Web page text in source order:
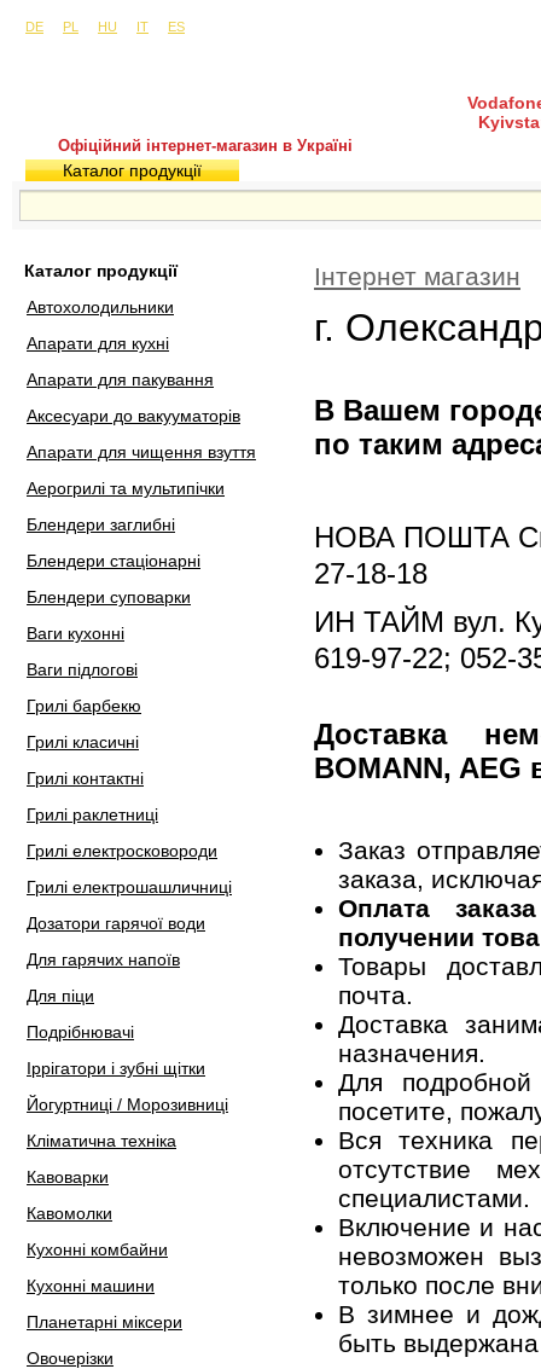
DE
PL HU IT ES
Офіційний інтернет-магазин в Україні
Каталог продукції
Каталог продукції
Автохолодильники
Апарати для кухні
Апарати для пакування
Аксесуари до вакууматорів
Апарати для чищення взуття
Аерогрилі та мультипічки
Блендери заглибні
Блендери стаціонарні
Блендери суповарки
Ваги кухонні
Ваги підлогові
Грилі барбекю
Грилі класичні
Грилі контактні
Грилі раклетниці
Грилі електросковороди
Грилі електрошашличниці
Дозатори гарячої води
Для гарячих напоїв
Для піци
Подрібнювачі
Іррігатори і зубні щітки
Йогуртниці / Морозивниці
Кліматична техніка
Кавоварки
Кавомолки
Кухонні комбайни
Кухонні машини
Планетарні міксери
Овочерізки
Інтернет магазин
г.
В Вашем
по таким
НОВА ПОШТА
27-18-18
ИН ТАЙМ вул.
619-97-22; 052-
Доставка
BOMANN, AEG
Заказ
заказа,
Оплата
получении
Товары
почта.
Доставка
назначения.
Для
посетите,
Вся техника
отсутствие
специалистами.
Включение и
невозможен
только после
В зимнее и
быть